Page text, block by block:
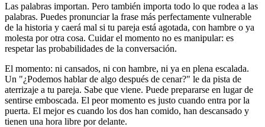
Las palabras importan. Pero también importa todo lo que rodea a las
palabras. Puedes pronunciar la frase más perfectamente vulnerable
de la historia y caerá mal si tu pareja está agotada, con hambre o ya
molesta por otra cosa. Cuidar el momento no es manipular: es
respetar las probabilidades de la conversación.
El momento: ni cansados, ni con hambre, ni ya en plena escalada.
Un "¿Podemos hablar de algo después de cenar?" le da pista de
aterrizaje a tu pareja. Sabe que viene. Puede prepararse en lugar de
sentirse emboscada. El peor momento es justo cuando entra por la
puerta. El mejor es cuando los dos han comido, han descansado y
tienen una hora libre por delante.